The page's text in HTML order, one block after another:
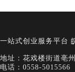
一站式创业服务平台
地址：花戏楼街道亳
电话：0558-5015566